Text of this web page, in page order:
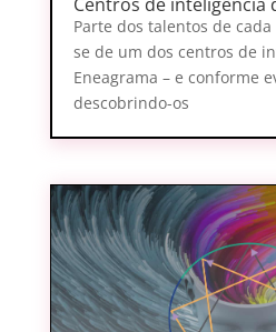
Parte dos talentos de
se de um dos centros de
Eneagrama – e conforme
descobrindo-os